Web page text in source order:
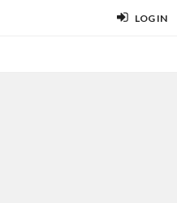
LOG IN